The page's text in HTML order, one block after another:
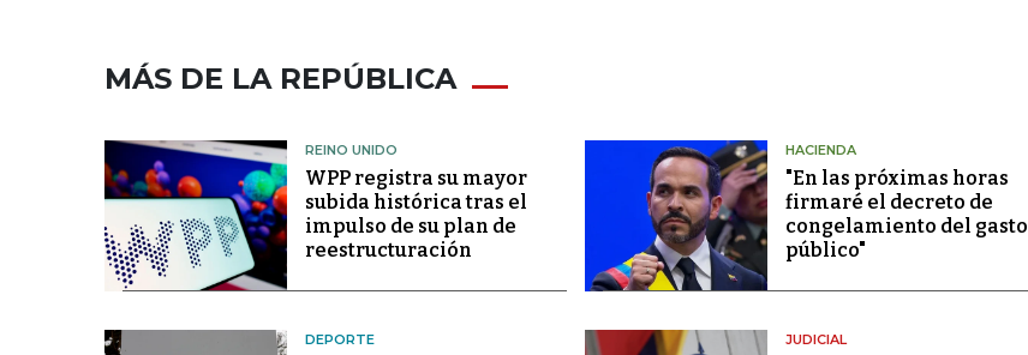
MÁS DE LA REPÚBLICA
REINO UNIDO
WPP registra su mayor
subida histórica tras el
impulso de su plan de
reestructuración
HACIENDA
"En las próximas horas
firmaré el decreto de
congelamiento del gasto
público"
DEPORTE JUDICIAL